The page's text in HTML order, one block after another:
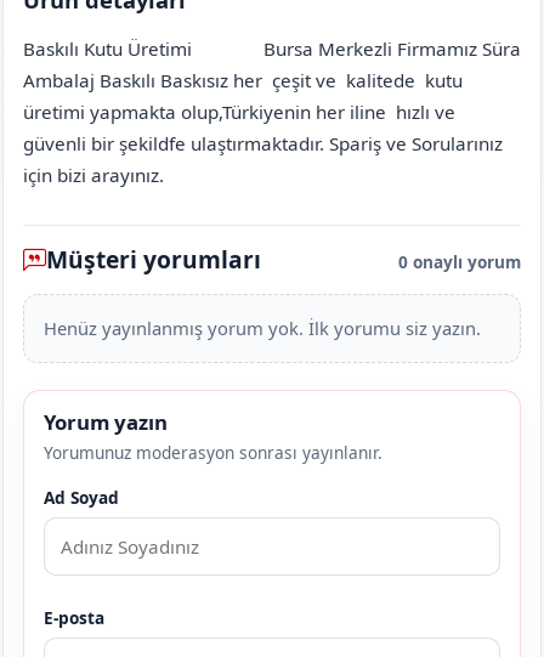
Baskılı Kutu Üretimi
Bursa Merkezli Firmamız Süra
Ambalaj Baskılı Baskısız her çeşit ve kalitede kutu
üretimi yapmakta olup,Türkiyenin her iline hızlı ve
güvenli bir şekildfe ulaştırmaktadır. Spariş ve Sorularınız
için bizi arayınız.
Müşteri yorumları 0 onaylı yorum
Henüz yayınlanmış yorum yok. İlk yorumu siz yazın.
Yorum yazın
Yorumunuz moderasyon sonrası yayınlanır.
Ad Soyad
E-posta